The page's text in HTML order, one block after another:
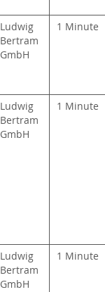
Ludwig
Bertram
GmbH
1 Minute
Ludwig
Bertram
GmbH
1 Minute
Ludwig
Bertram
GmbH
1 Minute